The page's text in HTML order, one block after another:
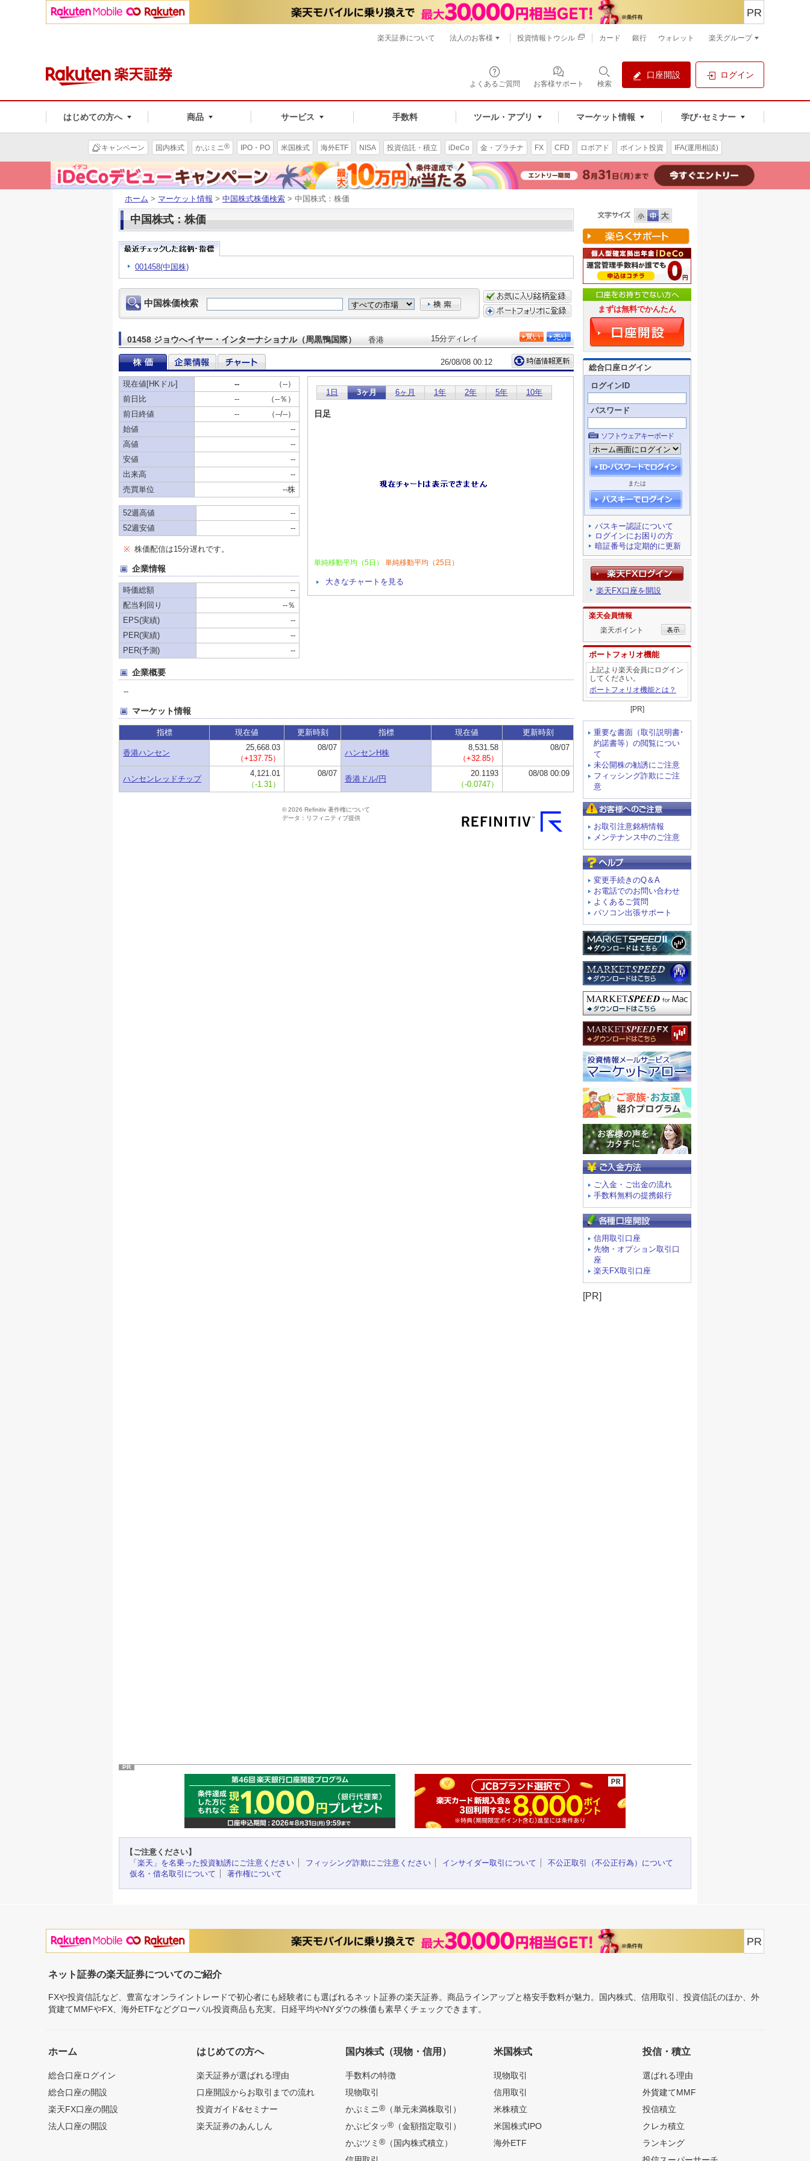
よくあるご質問 お客様サポート 検索
口座開設 ログイン
はじめての方へ 商品 サービス 手数料 ツール・アプリ マーケット情報 学び･セミナー
PR
楽天証券について 法人のお客様 投資情報トウシル カード 銀行 ウォレット 楽天グループ
キャンペーン 国内株式 かぶミニ® IPO・PO 米国株式 海外ETF NISA 投資信託・積立 iDeCo 金・プラチナ FX CFD ロボアド ポイント投資 IFA(運用相談)
ホーム > マーケット情報 > 中国株式株価検索 > 中国株式：株価
中国株式：株価
001458(中国株)
まずは無料でかんたん
総合口座ログイン
ログインID
パスワード
ソフトウェアキーボード
または
パスキー認証について
ログインにお困りの方
暗証番号は定期的に更新
楽天FX口座を開設
楽天会員情報
楽天ポイント
ポートフォリオ機能
上記より楽天会員にログイン
してください。
ポートフォリオ機能とは？
[PR]
重要な書面（取引説明書･
約諾書等）の閲覧につい
て
未公開株の勧誘にご注意
フィッシング詐欺にご注
意
お取引注意銘柄情報
メンテナンス中のご注意
変更手続きのQ＆A
お電話でのお問い合わせ
よくあるご質問
パソコン出張サポート
ご入金・ご出金の流れ
手数料無料の提携銀行
信用取引口座
先物・オプション取引口
座
楽天FX取引口座
[PR]
PR
【ご注意ください】
「楽天」を名乗った投資勧誘にご注意ください
フィッシング詐欺にご注意ください インサイダー取引について
不公正取引（不公正行為）について
仮名・借名取引について
著作権について
PR
ネット証券の楽天証券についてのご紹介
FXや投資信託など、豊富なオンライントレードで初心者にも経験者にも選ばれるネット証券の楽天証券。商品ラインアップと格安手数料が魅力。国内株式、信用取引、投資信託のほか、外
貨建てMMFやFX、海外ETFなどグローバル投資商品も充実。日経平均やNYダウの株価も素早くチェックできます。
ホーム
総合口座ログイン
総合口座の開設
楽天FX口座の開設
法人口座の開設
はじめての方へ
楽天証券が選ばれる理由
口座開設からお取引までの流れ
投資ガイド&セミナー
楽天証券のあんしん
国内株式（現物・信用）
手数料の特徴
現物取引
かぶミニ®（単元未満株取引）
かぶピタッ®（金額指定取引）
かぶツミ ®（国内株式積立）
米国株式
現物取引
信用取引
米株積立
米国株式IPO
海外ETF
投信・積立
選ばれる理由
外貨建てMMF
投信積立
クレカ積立
ランキング